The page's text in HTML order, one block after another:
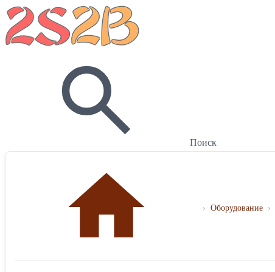
Поиск
› Оборудование ›